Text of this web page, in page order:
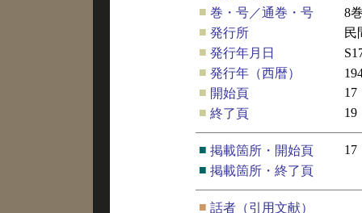
■ 巻・号／通巻・号
8
■ 発行所
民
■ 発行年月日
■ 発行年（西暦）
■ 開始頁
17
■ 終了頁 19
■ 掲載箇所・開始頁
17
■ 掲載箇所・終了頁
■ 話者（引用文献）